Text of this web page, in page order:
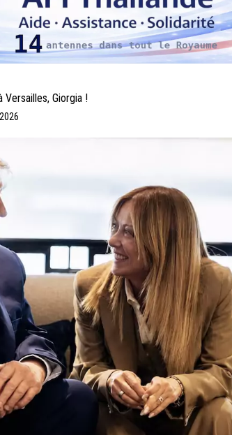
Thaïlande
Versailles, Giorgia !